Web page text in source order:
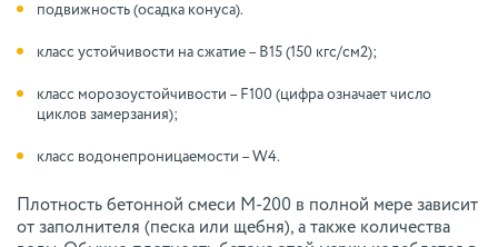
подвижность (осадка конуса).
класс устойчивости на сжатие – B15 (150 кгс/см2);
класс морозоустойчивости – F100 (цифра означает число
циклов замерзания);
класс водонепроницаемости – W4.
Плотность бетонной смеси М-200 в полной мере зависит
от заполнителя (песка или щебня), а также количества